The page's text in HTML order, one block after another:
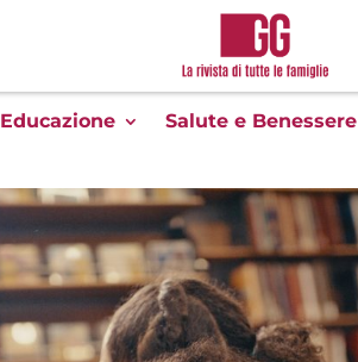
Educazione Salute e Benessere